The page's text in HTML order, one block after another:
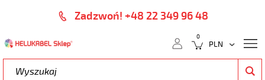
Zadzwoń! +48 22 349 96 48
0